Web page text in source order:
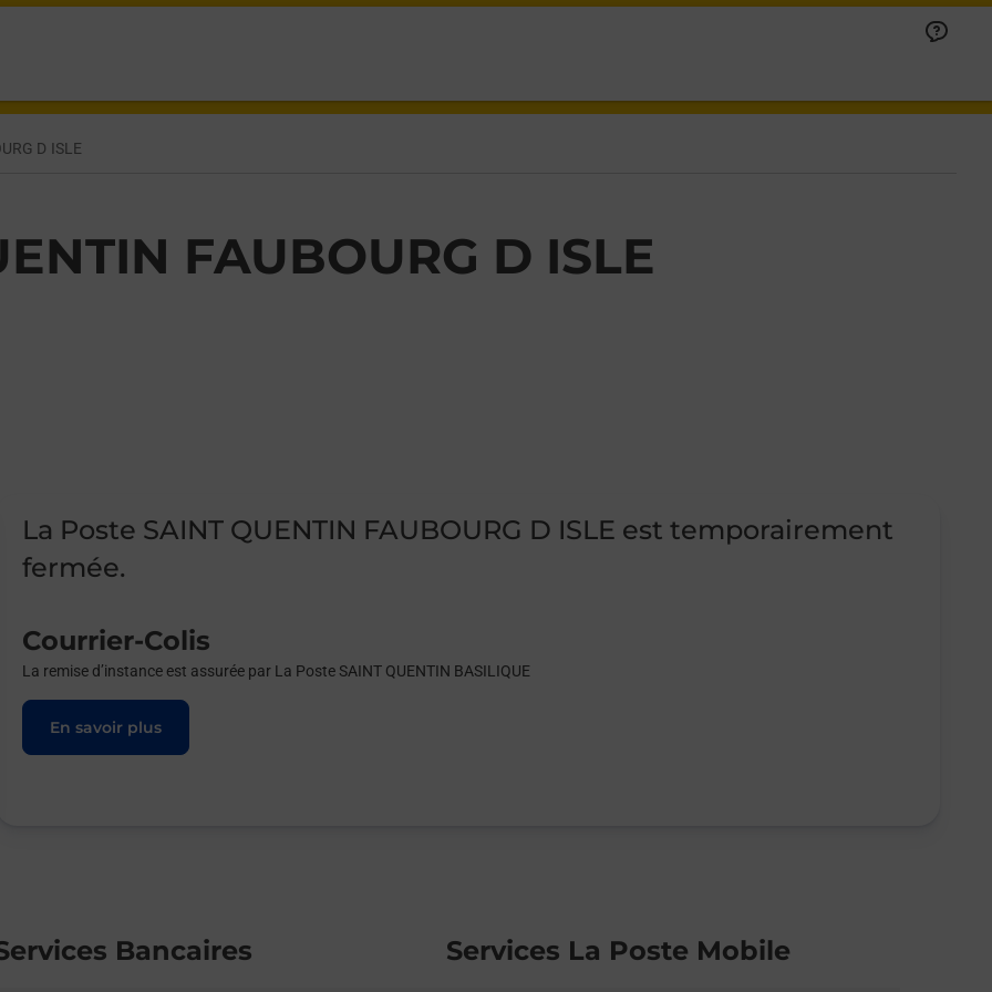
D ISLE
FAUBOURG D ISLE
La Poste SAINT QUENTIN FAUBOURG D ISLE est temporairement
fermée.
Courrier-Colis
La remise d’instance est assurée par La Poste SAINT QUENTIN BASILIQUE
En savoir plus
Bancaires Services La Poste Mobile